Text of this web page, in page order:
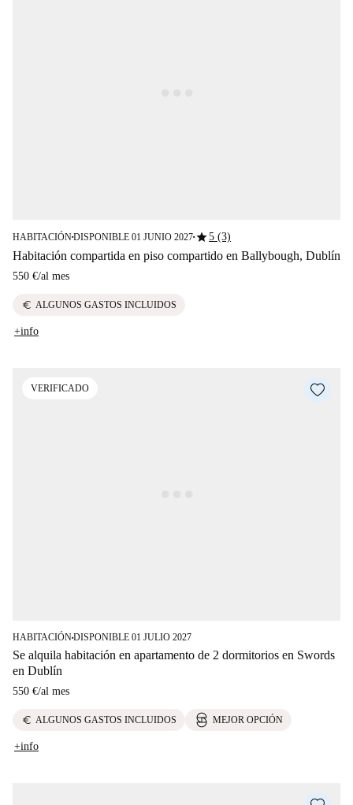
HABITACIÓN■DISPONIBLE 01 JUNIO 2027■star5 (3)
Habitación compartida en piso compartido en Ballybough, Dublín
550 €/al mes
euro ALGUNOS GASTOS INCLUIDOS
+info
VERIFICADO
HABITACIÓN■DISPONIBLE 01 JULIO 2027
Se alquila habitación en apartamento de 2 dormitorios en Swords
en Dublín
550 €/al mes
euro ALGUNOS GASTOS INCLUIDOS MEJOR OPCIÓN
+info